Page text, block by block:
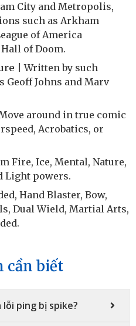
City and Metropolis,
such as Arkham
of America
of Doom.
| Written by such
Geoff Johns and Marv
around in true comic
Acrobatics, or
Fire, Ice, Mental, Nature,
Light powers.
Hand Blaster, Bow,
Dual Wield, Martial Arts,
cần biết
lỗi ping bị spike?